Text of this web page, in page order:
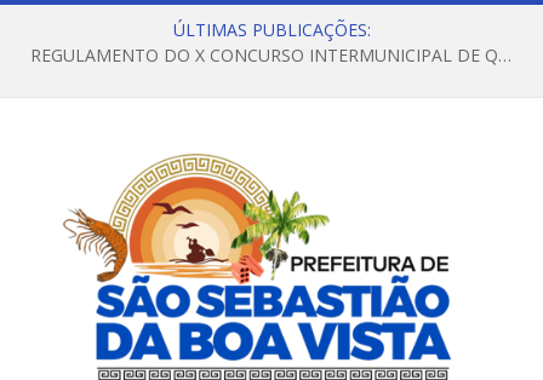
ÚLTIMAS PUBLICAÇÕES:
REGULAMENTO DO X CONCURSO INTERMUNICIPAL DE QUADRILHAS JUNINAS – 2026 – ARRAIÁ DA VENEZA